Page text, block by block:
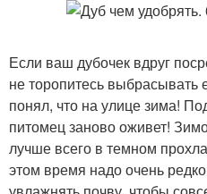
Если ваш дубочек вдруг
не торопитесь выбрасывать
понял, что на улице зима!
питомец заново оживет!
лучше всего в темном
этом время надо очень